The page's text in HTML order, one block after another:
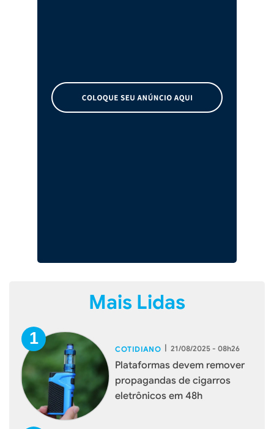
Mais Lidas
COTIDIANO | 21/08/2025 - 08h26
Plataformas devem remover
propagandas de cigarros
eletrônicos em 48h